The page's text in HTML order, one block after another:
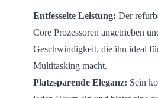
Entfesselte Leistung: Der
Core Prozessoren angetrieben
Geschwindigkeit, die ihn ideal
Multitasking macht.
Platzsparende Eleganz: Sein